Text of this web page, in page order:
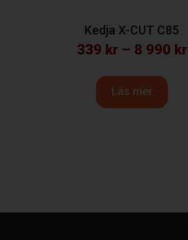
Kedja X-CUT C85
339 kr– 8 990 kr
Läs mer